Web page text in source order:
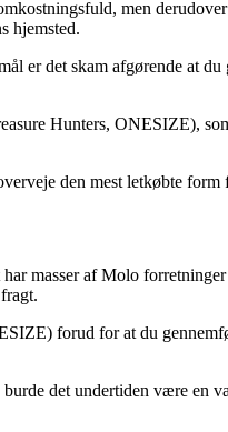
men
hjemsted.
det skam afgørende at du
Hunters, ONESIZE),
den mest letkøbte
masser af Molo forretninger
forud for at du
det undertiden være en